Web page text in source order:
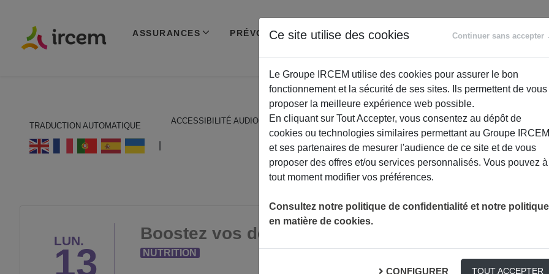
ASSURANCES PRÉVOYANCE RETRAITE
ACCOMPAGNEMENT
TRADUCTION AUTOMATIQUE
ACCESSIBILITÉ AUDIO
LUN.
13
Boostez vos défenses immunitaires !
NUTRITION
Ce site utilise des cookies Continuer sans accepter
Le Groupe IRCEM utilise des cookies pour assurer le bon
fonctionnement et la sécurité de ses sites. Ils permettent de vous
proposer la meilleure expérience web possible.
En cliquant sur Tout Accepter, vous consentez au dépôt de
cookies ou technologies similaires permettant au Groupe IRCEM
et ses partenaires de mesurer l'audience de ce site et de vous
proposer des offres et/ou services personnalisés. Vous pouvez à
tout moment modifier vos préférences.
Consultez notre politique de confidentialité et notre politique
en matière de cookies.
CONFIGURER TOUT ACCEPTER